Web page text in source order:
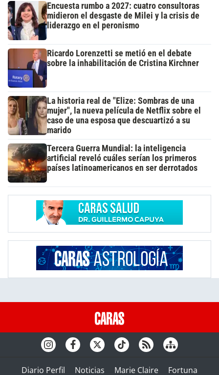
Encuesta rumbo a 2027: cuatro consultoras
midieron el desgaste de Milei y la crisis de
liderazgo en el peronismo
Ricardo Lorenzetti se metió en el debate
sobre la inhabilitación de Cristina Kirchner
La historia real de "Elize: Sombras de una
mujer", la nueva película de Netflix sobre el
caso de una esposa que descuartizó a su
marido
Tercera Guerra Mundial: la inteligencia
artificial reveló cuáles serían los primeros
países latinoamericanos en ser derrotados
Diario Perfil Noticias Marie Claire Fortuna